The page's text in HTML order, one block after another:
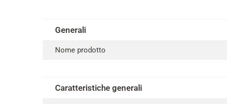
Generali
Nome prodotto
Caratteristiche generali